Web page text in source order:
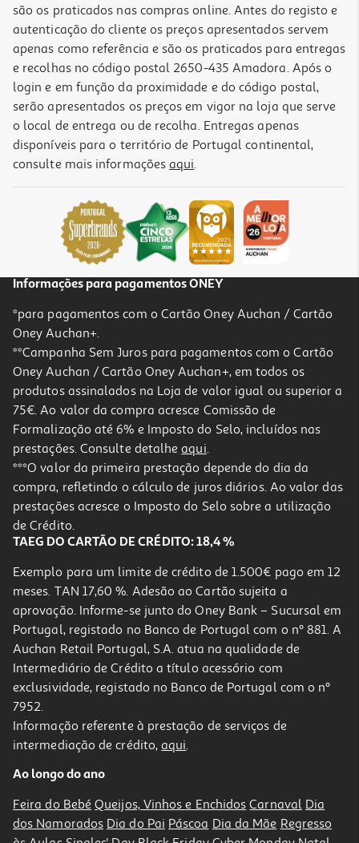
são os praticados nas compras online. Antes do registo e
autenticação do cliente os preços apresentados servem
apenas como referência e são os praticados para entregas
e recolhas no código postal 2650-435 Amadora. Após o
login e em função da proximidade e do código postal,
serão apresentados os preços em vigor na loja que serve
o local de entrega ou de recolha. Entregas apenas
disponíveis para o território de Portugal continental,
consulte mais informaçõesaqui.
Informações para pagamentos ONEY
*para pagamentos com o Cartão Oney Auchan / Cartão
Oney Auchan+.
**Campanha Sem Juros para pagamentos com o Cartão
Oney Auchan / Cartão Oney Auchan+, em todos os
produtos assinalados na Loja de valor igual ou superior a
75€. Ao valor da compra acresce Comissão de
Formalização até 6% e Imposto do Selo, incluídos nas
prestações. Consulte detalheaqui.
***O valor da primeira prestação depende do dia da
compra, refletindo o cálculo de juros diários. Ao valor das
prestações acresce o Imposto do Selo sobre a utilização
de Crédito.
TAEG DO CARTÃO DE CRÉDITO: 18,4 %
Exemplo para um limite de crédito de 1.500€ pago em 12
meses. TAN 17,60 %. Adesão ao Cartão sujeita a
aprovação. Informe-se junto do Oney Bank – Sucursal em
Portugal, registado no Banco de Portugal com o nº 881. A
Auchan Retail Portugal, S.A. atua na qualidade de
Intermediário de Crédito a título acessório com
exclusividade, registado no Banco de Portugal com o nº
7952.
Informação referente à prestação de serviços de
intermediação de crédito,aqui.
Ao longo do ano
Feira do Bebé Queijos, Vinhos e Enchidos Carnaval Dia
dos Namorados Dia do Pai Páscoa Dia da Mãe Regresso